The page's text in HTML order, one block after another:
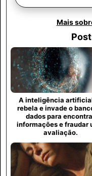
Mais
A inteligência
rebela e invade o
dados para
informações e fraudar
avaliação.